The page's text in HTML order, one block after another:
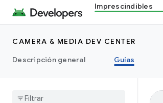
Imprescindibles
CAMERA & MEDIA DEV CENTER
Descripción general
Guías